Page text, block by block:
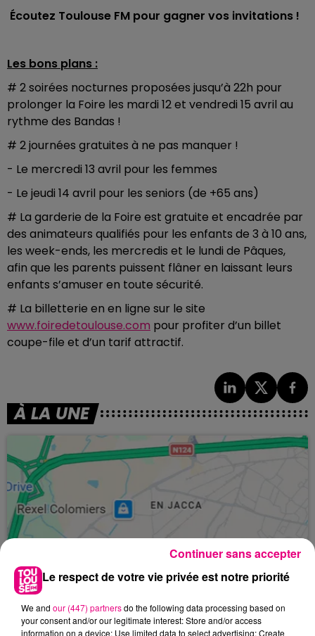
Écoutez Toulouse FM pour gagner vos invitations !
Les bons plans :
# 2 soirées nocturnes proposées jusqu’à 22h pour
prolonger la Foire les mardi 12 et vendredi 15 avril au
rythme des Bandas !
# 2 journées gratuites à ne pas manquer !
- Le mercredi 13 avril pour les femmes
- Le jeudi 14 avril pour les seniors (de +65 ans)
# La garderie de la Foire est gratuite et encadrée par
des animateurs qualifiés pour les enfants de 3 à 10 ans,
les week-ends, les mercredis et le lundi de Pâques,
afin que les parents puissent flâner en laissant leurs
enfants s’amuser en toute sécurité.
# La billetterie en en ligne sur le site
www.foiredetoulouse.com pour profiter d’un billet
coupe-file et d’un tarif attractif.
À LA UNE
Le respect de votre vie privée est notre priorité
We and our (447) partnersdo the following data processing based on
your consent and/or our legitimate interest: Store and/or access
information on a device; Use limited data to select advertising; Create
Continuer sans accepter